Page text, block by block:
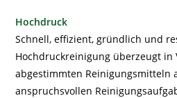
Hochdruck
Schnell, effizient, gründlich und
Hochdruckreinigung überzeugt
abgestimmten Reinigungsmitteln
anspruchsvollen